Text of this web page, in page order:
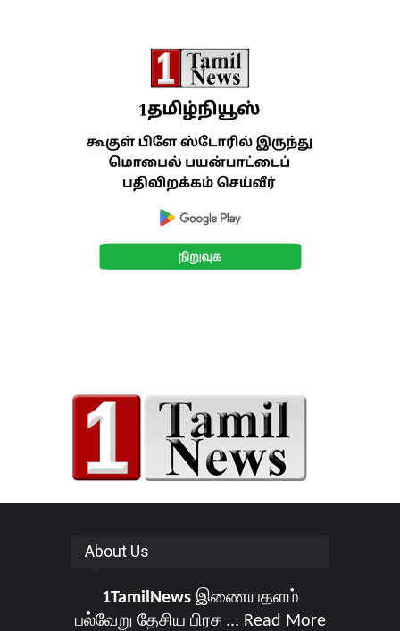
About Us
1TamilNewsஇணையதளம்
பல்வேறு தேசிய பிரச ... Read More